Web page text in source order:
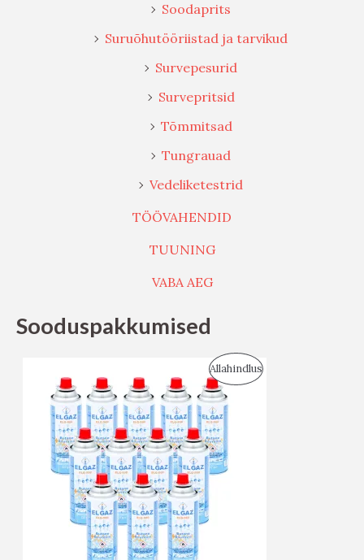
Soodaprits
Suruõhutööriistad ja tarvikud
Survepesurid
Survepritsid
Tõmmitsad
Tungrauad
Vedeliketestrid
TÖÖVAHENDID
TUUNING
VABA AEG
Sooduspakkumised
AllahindlusS